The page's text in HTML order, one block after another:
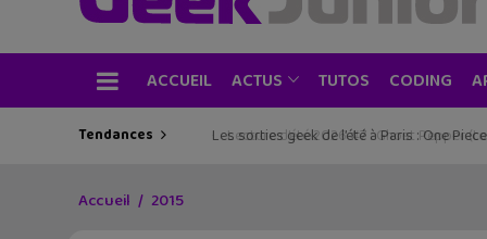
ACCUEIL ACTUS TUTOS CODING
Tendances Les sorties geek de l’été à Paris : One
Accueil 2015